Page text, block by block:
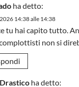
ha detto:
14:38 alle 14:38
tu hai capito tutto.
non si
ha detto: